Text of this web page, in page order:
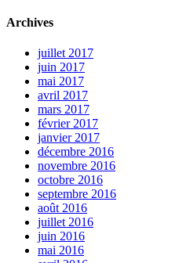
Archives
juillet 2017
juin 2017
mai 2017
avril 2017
mars 2017
février 2017
janvier 2017
décembre 2016
novembre 2016
octobre 2016
septembre 2016
août 2016
juillet 2016
juin 2016
mai 2016